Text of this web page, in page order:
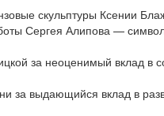
скульптуры Ксении
Сергея Алипова —
за неоценимый вклад в
за выдающийся вклад в